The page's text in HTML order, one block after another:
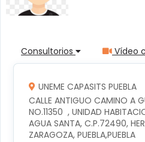
Consultorios Vídeo
UNEME CAPASITS PUEBLA
CALLE ANTIGUO CAMINO A
NO.11350  , UNIDAD
AGUA SANTA, C.P.72490,
ZARAGOZA, PUEBLA,PUEBLA